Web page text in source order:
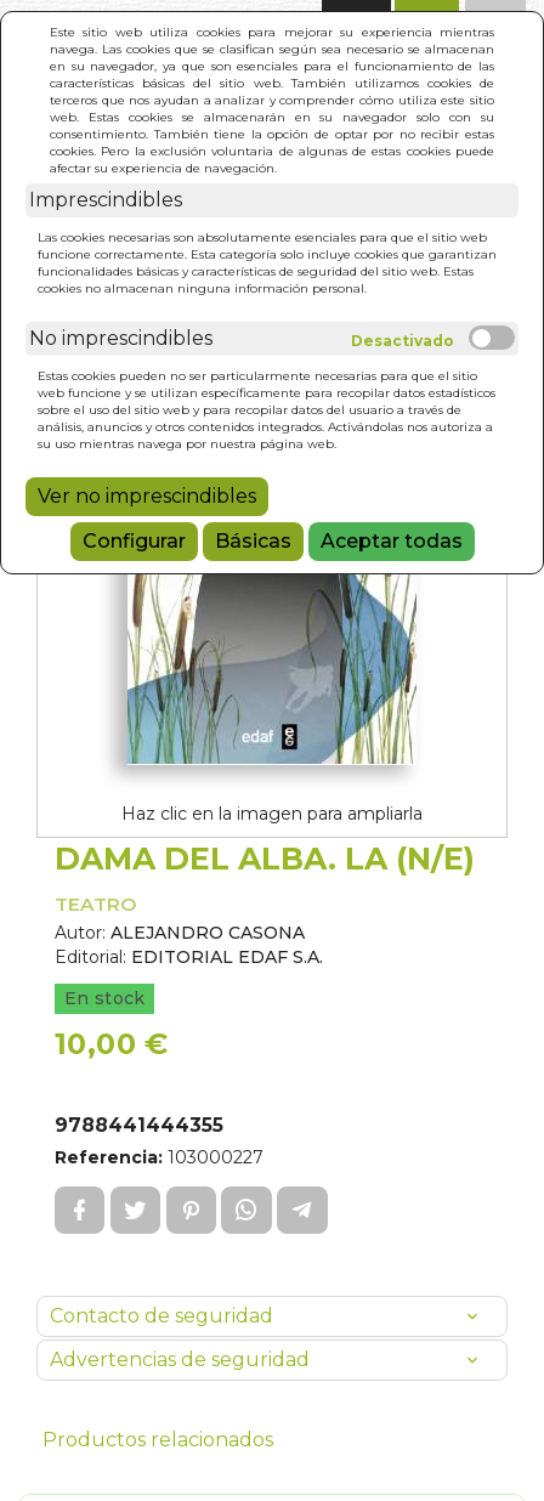
Este sitio web utiliza cookies para mejorar su experiencia mientras
navega. Las cookies que se clasifican según sea necesario se almacenan
en su navegador, ya que son esenciales para el funcionamiento de las
características básicas del sitio web. También utilizamos cookies de
terceros que nos ayudan a analizar y comprender cómo utiliza este sitio
web. Estas cookies se almacenarán en su navegador solo con su
consentimiento. También tiene la opción de optar por no recibir estas
cookies. Pero la exclusión voluntaria de algunas de estas cookies puede
afectar su experiencia de navegación.
Imprescindibles
Las cookies necesarias son absolutamente esenciales para que el sitio web
funcione correctamente. Esta categoría solo incluye cookies que garantizan
funcionalidades básicas y características de seguridad del sitio web. Estas
cookies no almacenan ninguna información personal.
No imprescindibles
Estas cookies pueden no ser particularmente necesarias para que el sitio
web funcione y se utilizan específicamente para recopilar datos estadísticos
sobre el uso del sitio web y para recopilar datos del usuario a través de
análisis, anuncios y otros contenidos integrados. Activándolas nos autoriza a
su uso mientras navega por nuestra página web.
Ver no imprescindibles
Configurar
Básicas Aceptar todas
INICIO > DAMA DEL ALBA. LA (N/E)
Haz clic en la imagen para ampliarla
DAMA DEL ALBA. LA (N/E)
TEATRO
Autor: ALEJANDRO CASONA
Editorial: EDITORIAL EDAF S.A.
En stock
10,00 €
9788441444355
Referencia: 103000227
Contacto de seguridad
Advertencias de seguridad
Productos relacionados